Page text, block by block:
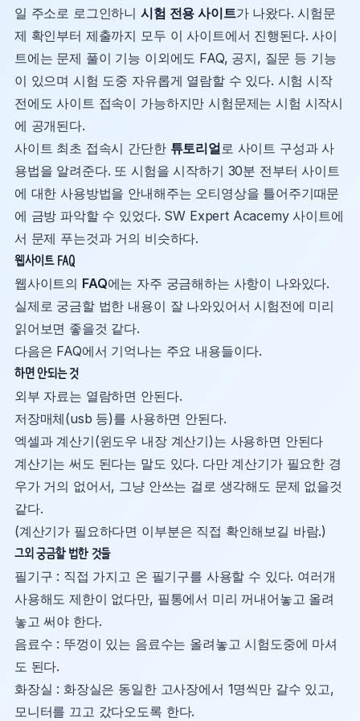
일 주소로 로그인하니시험 전용 사이트가 나왔다. 시험문
제 확인부터 제출까지 모두 이 사이트에서 진행된다. 사이
트에는 문제 풀이 기능 이외에도 FAQ, 공지, 질문 등 기능
이 있으며 시험 도중 자유롭게 열람할 수 있다. 시험 시작
전에도 사이트 접속이 가능하지만 시험문제는 시험 시작시
에 공개된다.
사이트 최초 접속시 간단한 튜토리얼로 사이트 구성과 사
용법을 알려준다. 또 시험을 시작하기 30분 전부터 사이트
에 대한 사용방법을 안내해주는 오티영상을 틀어주기때문
에 금방 파악할 수 있었다. SW Expert Acacemy 사이트에
서 문제 푸는것과 거의 비슷하다.
웹사이트 FAQ
웹사이트의 FAQ에는 자주 궁금해하는 사항이 나와있다.
실제로 궁금할 법한 내용이 잘 나와있어서 시험전에 미리
읽어보면 좋을것 같다.
다음은 FAQ에서 기억나는 주요 내용들이다.
하면 안되는 것
외부 자료는 열람하면 안된다.
저장매체(usb 등)를 사용하면 안된다.
엑셀과 계산기(윈도우 내장 계산기)는 사용하면 안된다
계산기는 써도 된다는 말도 있다. 다만 계산기가 필요한 경
우가 거의 없어서, 그냥 안쓰는 걸로 생각해도 문제 없을것
같다.
(계산기가 필요하다면 이부분은 직접 확인해보길 바람.)
그외 궁금할 법한 것들
필기구 : 직접 가지고 온 필기구를 사용할 수 있다. 여러개
사용해도 제한이 없다만, 필통에서 미리 꺼내어놓고 올려
놓고 써야 한다.
음료수 : 뚜껑이 있는 음료수는 올려놓고 시험도중에 마셔
도 된다.
화장실 : 화장실은 동일한 고사장에서 1명씩만 갈수 있고,
모니터를 끄고 갔다오도록 한다.